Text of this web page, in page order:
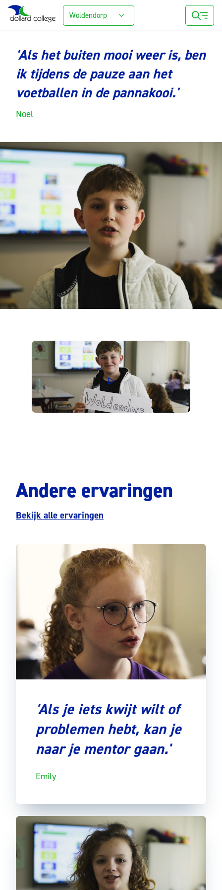
Woldendorp
'Als het buiten mooi weer is, ben
ik tijdens de pauze aan het
voetballen in de pannakooi.'
Noel
Andere ervaringen
Bekijk alle ervaringen
'Als je iets kwijt wilt of
problemen hebt, kan je
naar je mentor gaan.'
Emily